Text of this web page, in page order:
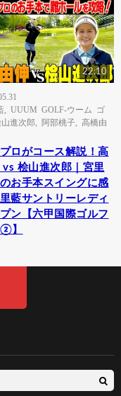
22:10
UUUM GOLF-ウーム ゴ
山進次郎 阿部桃子
高橋由
ロがコース解説！高
vs 桧山進次郎｜宮里
お手本スイングに感
藍サントリーレディ
ン【六甲国際ゴルフ
】